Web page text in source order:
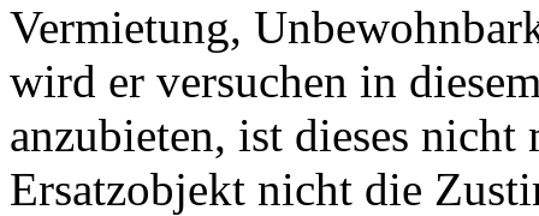
Vermietung,
wird er versuchen in
anzubieten, ist dieses
Ersatzobjekt nicht die